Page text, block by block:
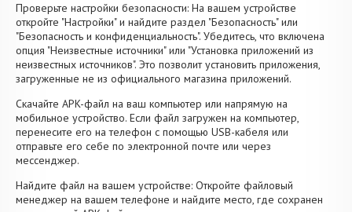
Проверьте настройки безопасности: На вашем устройстве
откройте "Настройки" и найдите раздел "Безопасность" или
"Безопасность и конфиденциальность". Убедитесь, что включена
опция "Неизвестные источники" или "Установка приложений из
неизвестных источников". Это позволит установить приложения,
загруженные не из официального магазина приложений.
Скачайте APK-файл на ваш компьютер или напрямую на
мобильное устройство. Если файл загружен на компьютер,
перенесите его на телефон с помощью USB-кабеля или
отправьте его себе по электронной почте или через
мессенджер.
Найдите файл на вашем устройстве: Откройте файловый
менеджер на вашем телефоне и найдите место, где сохранен